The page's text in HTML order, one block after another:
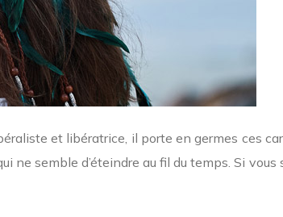
et libératrice, il porte en germes ces
semble d’éteindre au fil du temps. Si vous